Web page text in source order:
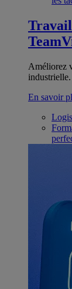
Améliorez
industrielle.
En savoir